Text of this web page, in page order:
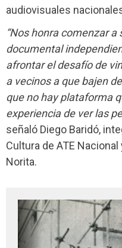
audiovisuales
“Nos honra comenzar
documental
afrontar el desafío de
a vecinos a que bajen
que no hay plataforma
experiencia de ver las
señaló Diego Baridó,
Cultura de ATE
Norita.